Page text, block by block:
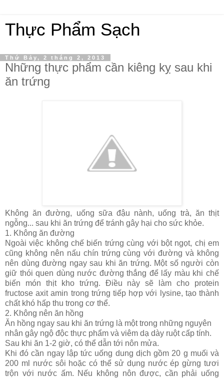
Thực Phẩm Sạch
Thứ Bảy, 2 tháng 2, 2013
Những thực phẩm cần kiêng kỵ sau khi
ăn trứng
Không ăn đường, uống sữa đậu nành, uống trà, ăn thịt
ngỗng... sau khi ăn trứng để tránh gây hại cho sức khỏe.
1. Không ăn đường
Ngoài việc không chế biến trứng cùng với bột ngọt, chị em
cũng không nên nấu chín trứng cùng với đường và không
nên dùng đường ngay sau khi ăn trứng. Một số người còn
giữ thói quen dùng nước đường thắng để lấy màu khi chế
biến món thịt kho trứng. Điều này sẽ làm cho protein
fructose axit amin trong trứng tiếp hợp với lysine, tạo thành
chất khó hấp thu trong cơ thể.
2. Không nên ăn hồng
Ăn hồng ngay sau khi ăn trứng là một trong những nguyên
nhân gây ngộ độc thực phẩm và viêm dạ dày ruột cấp tính.
Sau khi ăn 1-2 giờ, có thể dẫn tới nôn mửa.
Khi đó cần ngay lập tức uống dung dịch gồm 20 g muối và
200 ml nước sôi hoặc có thể sử dụng nước ép gừng tươi
trộn với nước ấm. Nếu không nôn được, cần phải uống